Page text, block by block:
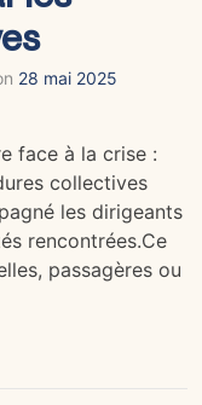
28 mai 2025
face à la crise :
collectives
les dirigeants
rencontrées.Ce
passagères ou